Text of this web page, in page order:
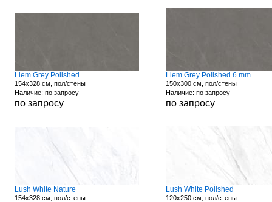
Liem Grey Polished
154x328 см, пол/стены
Наличие: по запросу
по запросу
Liem Grey Polished 6 mm
150x300 см, пол/стены
Наличие: по запросу
по запросу
Lush White Nature
154x328 см, пол/стены
Lush White Polished
120x250 см, пол/стены